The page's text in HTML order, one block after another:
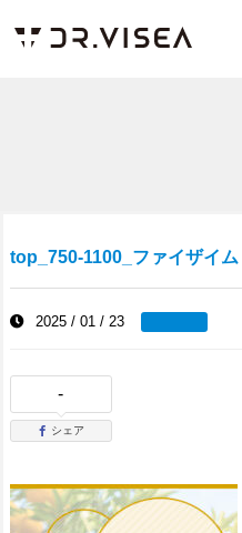
top_750-1100_ファイザイム
2025 / 01 / 23
-
シェア